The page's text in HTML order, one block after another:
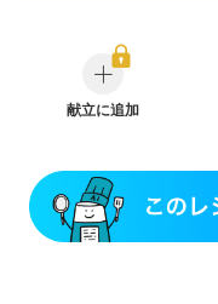
慢性便秘症
潰瘍性大
クローン病（寛解期）
睡眠時無呼吸症候群
CKD（ステージ３b）
乳がん（ホルモン療法
乳がん治療を終えた方・
献立に追加